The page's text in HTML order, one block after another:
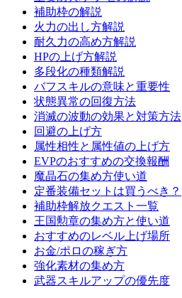
補助枠の解説
火力の出し方解説
耐久力の高め方解説
HPの上げ方解説
多段化の種類解説
バフスキルの意味と重要性
状態異常の回復方法
消滅の波動の効果と対策方法
回避の上げ方
属性相性と属性値の上げ方
EVPのおすすめの交換報酬
魔晶石の集め方使い道
定番装備セットは買うべき？
補助枠解放クエスト一覧
王国勲章の集め方と使い道
おすすめのレベル上げ場所
お金/ポロの稼ぎ方
強化素材の集め方
武器スキルアップの優先度